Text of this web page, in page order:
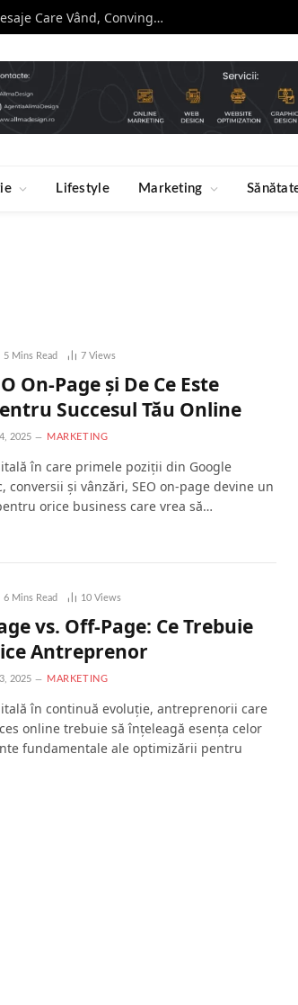
Curs de Copywriting – Drumul către Mesaje Care Vând, Conving și Construiesc Branduri Puternice
Lifestyle Marketing
5 Mins Read 7 Views
On-Page și De Ce Este
Succesul Tău Online
2025 MARKETING
în care primele poziții din Google
conversii și vânzări, SEO on-page devine un
orice business care vrea să…
6 Mins Read 10 Views
vs. Off-Page: Ce Trebuie
Antreprenor
2025 MARKETING
în continuă evoluție, antreprenorii care
online trebuie să înțeleagă esența celor
fundamentale ale optimizării pentru